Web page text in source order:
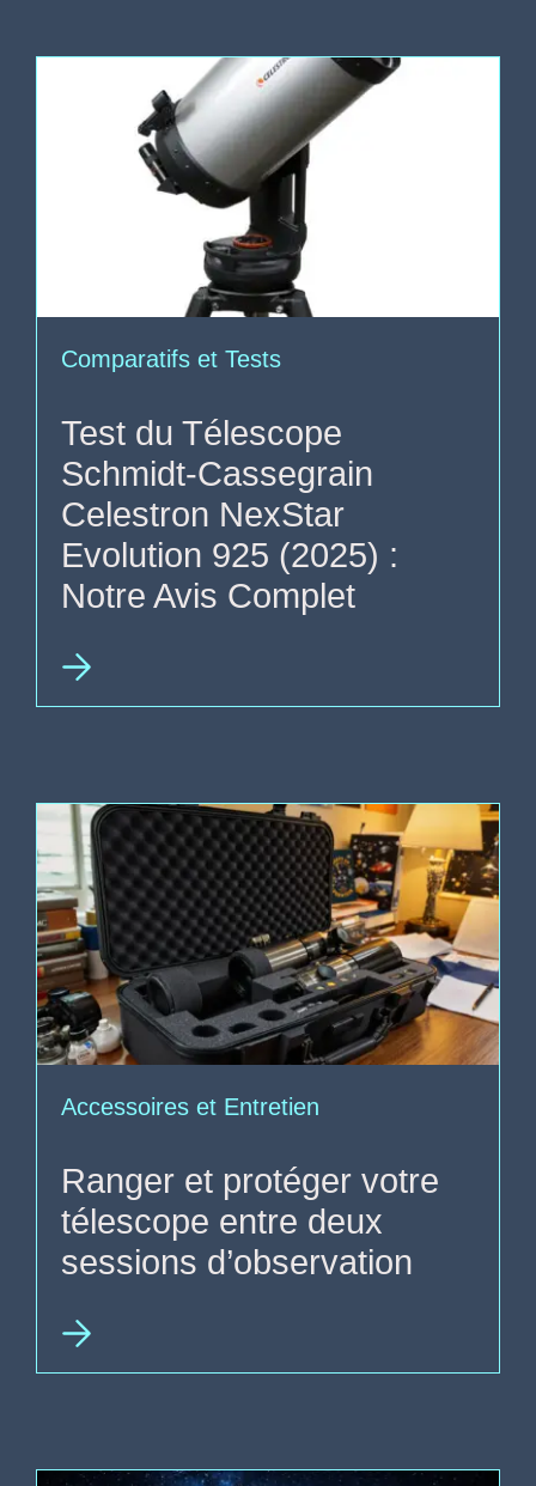
Comparatifs et Tests
Test du Télescope
Schmidt-Cassegrain
Celestron NexStar
Evolution 925 (2025) :
Notre Avis Complet
Accessoires et Entretien
Ranger et protéger votre
télescope entre deux
sessions d’observation